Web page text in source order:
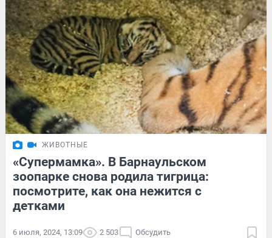
ЖИВОТНЫЕ
«Супермамка». В Барнаульском
зоопарке снова родила тигрица:
посмотрите, как она нежится с
детками
6 июля, 2024, 13:09 2 503 Обсудить